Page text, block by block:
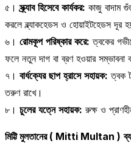
৫।স্ক্র্যাব হিসেবে কার্যকর: কাজু বাদাম
করলে ব্ল্যাকহেডস ও হোয়াইটহেডস দূর
৬। রোমকূপ পরিষ্কার করে: ত্বকের
ফলে নতুন দাগ বা ব্রণ হওয়ার সম্ভাবনা
৭। বার্ধক্যের ছাপ হ্রাসে সহায়ক: ত্বক
তরুণ রাখে।
৮। চুলের যত্নে সহায়ক: রুক্ষ ও
মিট্টি মুলতানের ( Mitti Multan )